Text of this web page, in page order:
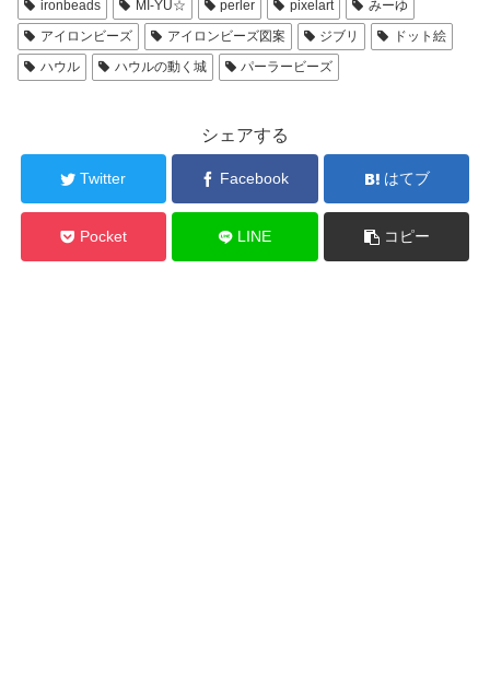
ironbeads MI-YU☆ perler pixelart
みーゆ
アイロンビーズ
アイロンビーズ図案 ジブリ
ドット絵
ハウル
ハウルの動く城 パーラービーズ
シェアする
Twitter Facebook はてブ
Pocket LINE コピー